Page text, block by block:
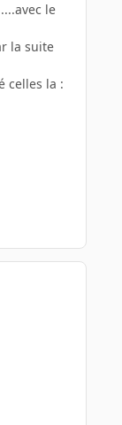
le
la suite
celles la :